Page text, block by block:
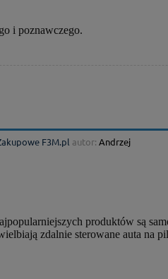
i poznawczego.
F3M.pl autor: Andrzej
produktów są
zdalnie sterowane auta na